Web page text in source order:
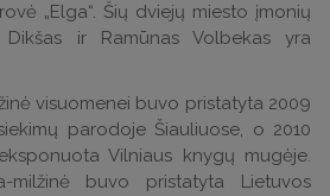
„Elga“. Šių dviejų miesto įmonių
ir Ramūnas Volbekas yra
visuomenei buvo pristatyta 2009
parodoje Šiauliuose, o 2010
Vilniaus knygų mugėje.
milžinė buvo pristatyta Lietuvos